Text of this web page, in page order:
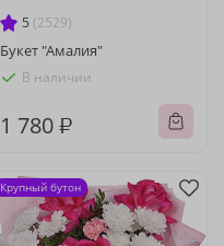
5 (2529)
Букет "Амалия"
В наличии
1 780 ₽
Крупный бутон